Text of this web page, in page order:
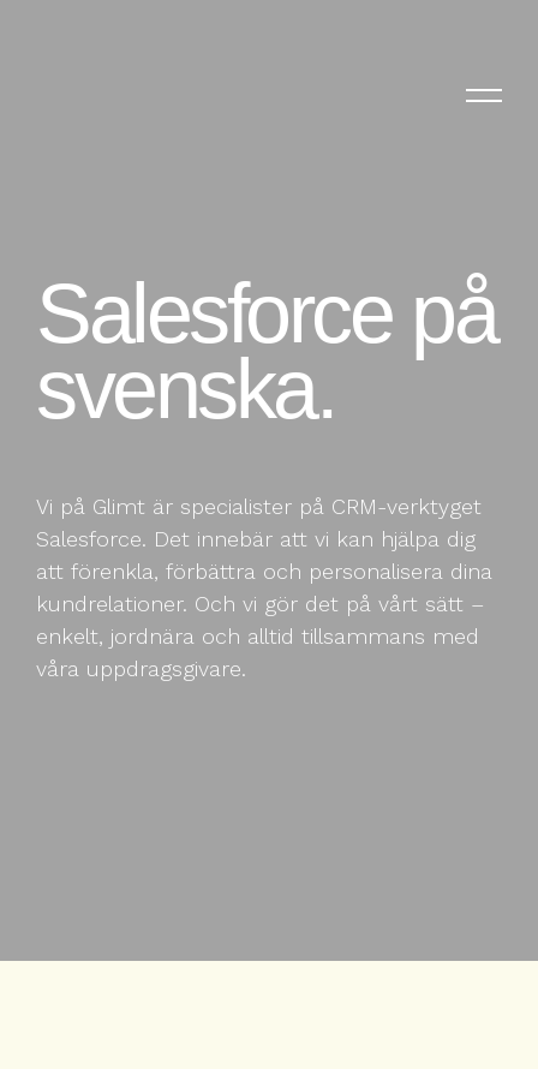
Salesforce på
svenska.
Vi på Glimt är specialister på CRM-verktyget
Salesforce. Det innebär att vi kan hjälpa dig
att förenkla, förbättra och personalisera dina
kundrelationer. Och vi gör det på vårt sätt –
enkelt, jordnära och alltid tillsammans med
våra uppdragsgivare.